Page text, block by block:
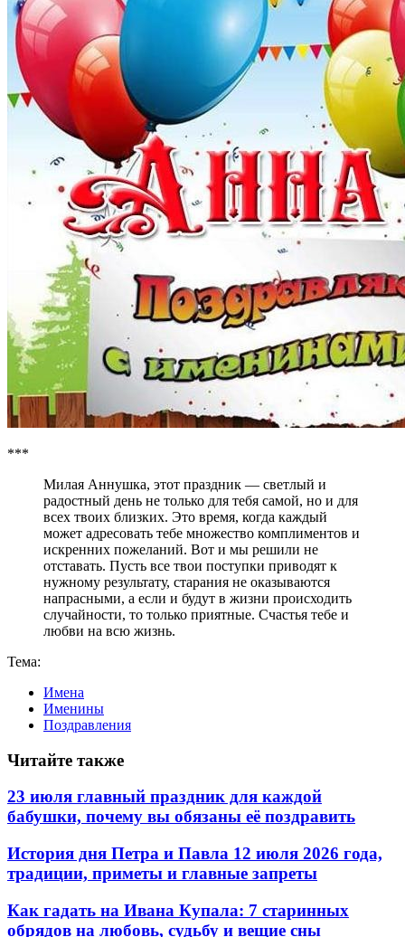
***
Милая Аннушка, этот праздник — светлый и
радостный день не только для тебя самой, но и для
всех твоих близких. Это время, когда каждый
может адресовать тебе множество комплиментов и
искренних пожеланий. Вот и мы решили не
отставать. Пусть все твои поступки приводят к
нужному результату, старания не оказываются
напрасными, а если и будут в жизни происходить
случайности, то только приятные. Счастья тебе и
любви на всю жизнь.
Тема:
Имена
Именины
Поздравления
Читайте также
23 июля главный праздник для каждой
бабушки, почему вы обязаны её поздравить
История дня Петра и Павла 12 июля 2026 года,
традиции, приметы и главные запреты
Как гадать на Ивана Купала: 7 старинных
обрядов на любовь, судьбу и вещие сны